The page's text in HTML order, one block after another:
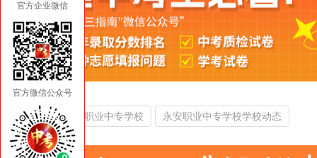
热门搜索： 永安职业中专学校 永安职业中专学校学校动态
官方企业微信
官方微信公众号